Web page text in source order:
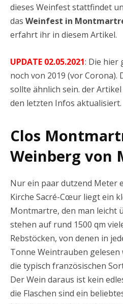
dieses Weinfest stattfindet
das Weinfest in
erfahrt ihr in diesem Artikel.
UPDATE 02.05.2021: Die hier
noch von 2019 (vor Corona).
sollte ähnlich sein. der
den letzten Infos aktualisiert.
Clos
Weinberg von
Nur ein paar dutzend Meter
Kirche Sacré-Cœur liegt ein
Montmartre, den man leicht
stehen auf rund 1500 qm
Rebstöcken, von denen in
Tonne Weintrauben gelesen
die typisch französischen
Der Wein daraus ist kein
die Flaschen sind ein